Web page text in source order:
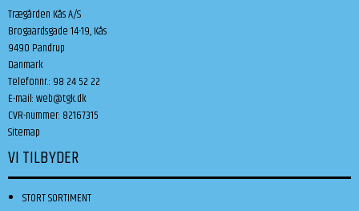
Trægården Kås A/S
Brogaardsgade 14-19, Kås
9490 Pandrup
Danmark
Telefonnr.: 98 24 52 22
E-mail:web@tgk.dk
CVR-nummer: 82167315
Sitemap
VI TILBYDER
STORT SORTIMENT